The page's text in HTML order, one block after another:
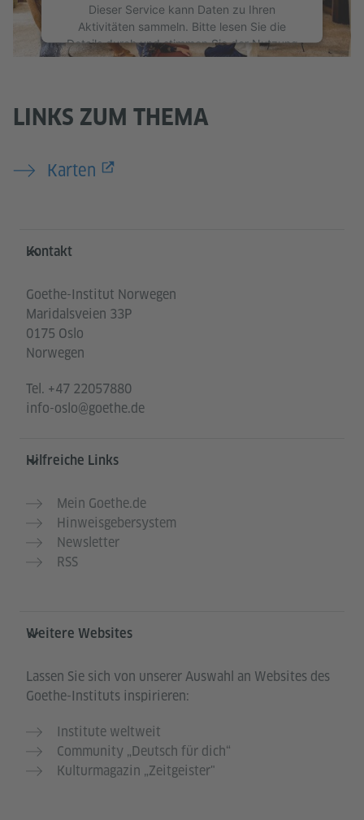
Dieser Service kann Daten zu Ihren
Aktivitäten sammeln. Bitte lesen Sie die
Details durch und stimmen Sie der Nutzung
des Service zu, um dieses Video anzusehen.
LINKS ZUM THEMA
Karten
Service- und Informationsbereich
Kontakt
Goethe-Institut Norwegen
Maridalsveien 33P
0175 Oslo
Norwegen
Tel. +47 22057880
info-oslo@goethe.de
Hilfreiche Links
Mein Goethe.de
Hinweisgebersystem
Newsletter
RSS
Weitere Websites
Lassen Sie sich von unserer Auswahl an Websites des
Goethe-Instituts inspirieren:
Institute weltweit
Community „Deutsch für dich“
Kulturmagazin „Zeitgeister"